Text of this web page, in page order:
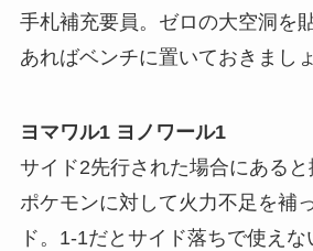
手札補充要員。ゼロの大空洞を
あればベンチに置いておきましょ
ヨマワル1 ヨノワール1
サイド2先行された場合にある
ポケモンに対して火力不足を補
ド。1-1だとサイド落ちで使え